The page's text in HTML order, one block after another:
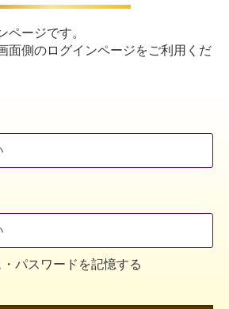
ページです。
面側のログインページをご利用くだ
パスワードを記憶する